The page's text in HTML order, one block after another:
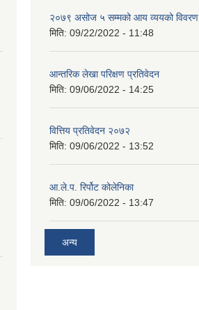
२०७९ असोज ५ सम्मको आय व्ययको विवरण
मिति: 09/22/2022 - 11:48
आन्तरिक लेखा परिक्षण प्रतिवेदन
मिति: 09/06/2022 - 14:25
वित्तिय प्रतिवेदन २०७२
मिति: 09/06/2022 - 13:52
आ.ले.प. रिर्पोट कोलेनिका
मिति: 09/06/2022 - 13:47
अन्य